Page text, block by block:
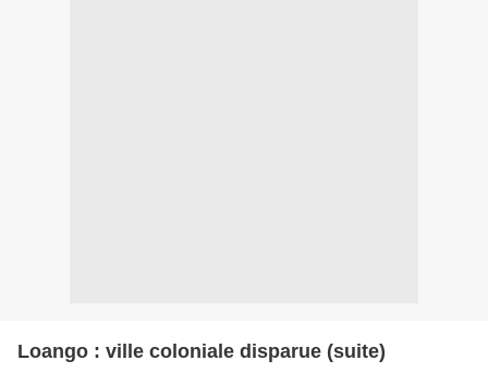
Loango : ville coloniale disparue (suite)